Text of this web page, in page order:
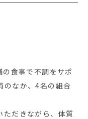
食事で不調をサポ
のなか、4名の組合
ただきながら、体質